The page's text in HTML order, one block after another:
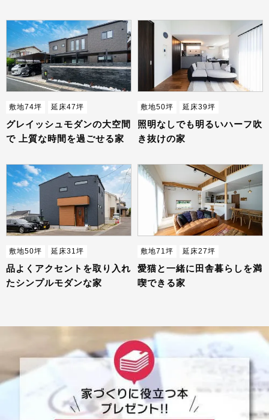
敷地74坪 延床47坪
グレイッシュモダンの大空間
で 上質な時間を過ごせる家
敷地50坪 延床39坪
照明なしでも明るいハーフ吹
き抜けの家
敷地50坪 延床31坪
品よくアクセントを取り入れ
たシンプルモダンな家
敷地71坪 延床27坪
愛猫と一緒に田舎暮らしを満
喫できる家